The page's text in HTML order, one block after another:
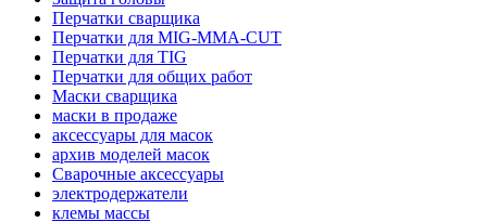
Перчатки сварщика
Перчатки для MIG-MMA-CUT
Перчатки для TIG
Перчатки для общих работ
Маски сварщика
маски в продаже
аксессуары для масок
архив моделей масок
Сварочные аксессуары
электродержатели
клемы массы